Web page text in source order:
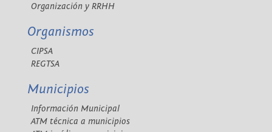
Organización y RRHH
Organismos
CIPSA
REGTSA
Municipios
Información Municipal
ATM técnica a municipios